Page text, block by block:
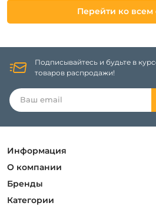
Перейти ко всем
Подписывайтесь и будьте в
товаров распродажи!
Информация
Политика конфиденциальности
Гарантия
Оплата и доставка
О компании
О компании
Контакты
Бренды
Artelamp
Категории